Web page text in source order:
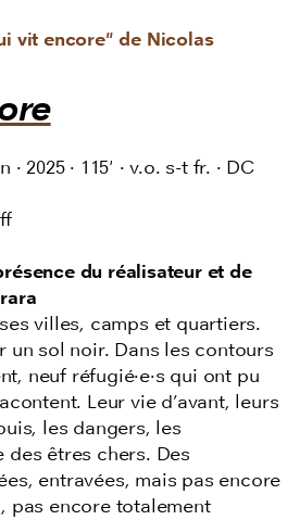
vit encore" de Nicolas
·2025· 115' ·v.o. s-t fr. · DC
du réalisateur et de
villes, camps et quartiers.
un sol noir. Dans les contours
neuf réfugié·e·s qui ont pu
Leur vie d’avant, leurs
les dangers, les
êtres chers. Des
entravées, mais pas encore
pas encore totalement